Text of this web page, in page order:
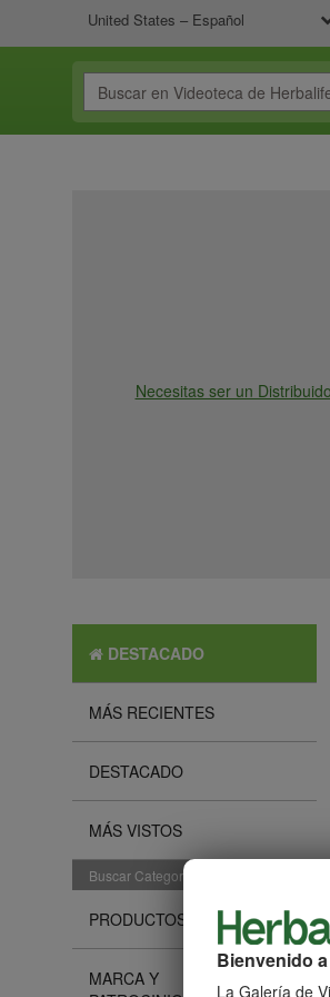
United States – Español
Bienvenido
La Galería de
Necesitas ser un
DESTACADO
MÁS RECIENTES
DESTACADO
MÁS VISTOS
Buscar Categorías
PRODUCTOS
MARCA Y